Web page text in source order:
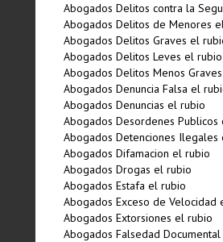
Abogados Delitos contra la
Abogados Delitos de Menores
Abogados Delitos Graves el
Abogados Delitos Leves el rubio
Abogados Delitos Menos
Abogados Denuncia Falsa el
Abogados Denuncias el rubio
Abogados Desordenes Publicos
Abogados Detenciones Ilegales
Abogados Difamacion el rubio
Abogados Drogas el rubio
Abogados Estafa el rubio
Abogados Exceso de Velocidad
Abogados Extorsiones el rubio
Abogados Falsedad